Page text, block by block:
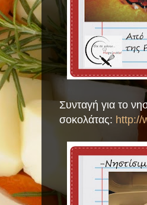
Συνταγή για το
σοκολάτας: http://